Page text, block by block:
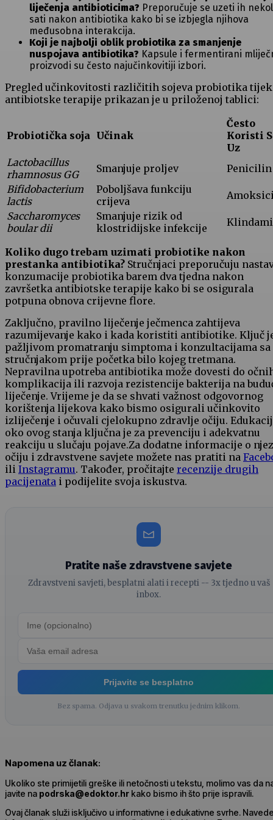
liječenja antibioticima? Preporučuje se uzeti ih
sati nakon ⁣antibiotika ⁤kako bi se‌ izbjegla ‍njihova⁢
međusobna interakcija.
Koji je najbolji oblik probiotika za smanjenje‍
nuspojava ‌antibiotika? Kapsule i ⁢fermentirani
proizvodi su često najučinkovitiji izbori.
Pregled‍ učinkovitosti različitih⁣ sojeva probiotika
antibiotske terapije prikazan je u priloženoj tablici:
Probiotička soja Učinak
Često
⁤Koristi
Uz
Lactobacillus
rhamnosus GG
Smanjuje proljev
Penicilin
Bifidobacterium
lactis
Poboljšava funkciju
crijeva
Saccharomyces
boular dii
Smanjuje rizik od
klostridijske infekcije
Koliko dugo trebam​ uzimati probiotike nakon
⁢prestanka antibiotika? Stručnjaci preporučuju
konzumacije⁢ probiotika barem ⁢dva tjedna nakon
završetka⁣ antibiotske ‌terapije‍ kako bi se osigurala
potpuna obnova crijevne flore.
Zaključno, pravilno liječenje ječmenca zahtijeva
razumijevanje kako i kada koristiti antibiotike. Ključ​
pažljivom promatranju simptoma i ‍konzultacijama sa​
stručnjakom ⁢prije ‌početka bilo ⁤kojeg tretmana.
Nepravilna upotreba antibiotika može dovesti ​do
⁣komplikacija ili razvoja rezistencije bakterija na
liječenje. Vrijeme je da se shvati važnost odgovornog⁢
korištenja lijekova kako ‌bismo osigurali učinkovito
izliječenje i očuvali cjelokupno⁣ zdravlje očiju.
oko ovog stanja ključna⁤ je za prevenciju i adekvatnu​
reakciju u slučaju pojave.Za dodatne⁤ informacije o
očiju i zdravstvene savjete možete​ nas pratiti na⁣
ili Instagramu. Također, pročitajte recenzije drugih
pacijenata i ​podijelite ‍svoja iskustva.
Pratite naše zdravstvene savjete
Zdravstveni savjeti, besplatni alati i recepti -- 3x tjedno u vaš
inbox.
Prijavite se besplatno
Bez spama. Odjava u svakom trenutku jednim klikom.
Napomena uz članak:
Ukoliko ste primijetili greške ili netočnosti u tekstu, molimo vas da
javite na podrska@edoktor.hr kako bismo ih što prije ispravili.
Ovaj članak služi isključivo u informativne i edukativne svrhe.